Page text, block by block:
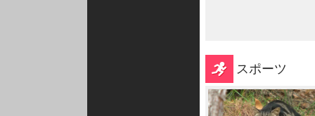
スポーツ